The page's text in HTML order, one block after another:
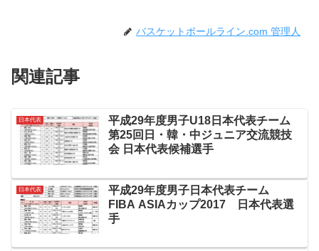
バスケットボールライン.com 管理人
関連記事
日本代表
平成29年度男子U18日本代表チーム
第25回日・韓・中ジュニア交流競技
会 日本代表候補選手
日本代表
平成29年度男子日本代表チーム
FIBA ASIAカップ2017 日本代表選
手